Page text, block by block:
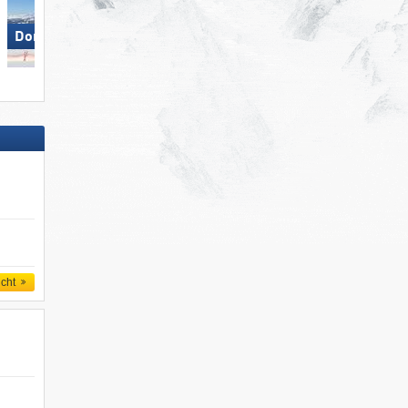
Dorfgastein Biberwier – Marienberg